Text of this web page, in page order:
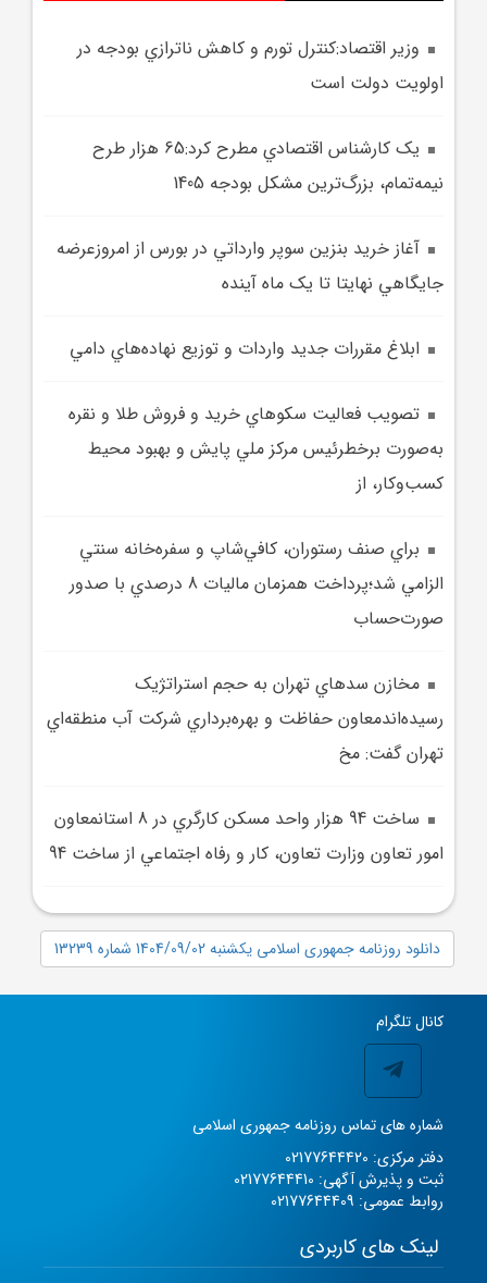
وزير اقتصاد:کنترل تورم و کاهش ناترازي بودجه در
اولويت دولت است
يک کارشناس اقتصادي مطرح کرد:65 هزار طرح
نيمه‌تمام، بزرگ‌ترين مشکل بودجه 1405
آغاز خريد بنزين سوپر وارداتي در بورس از امروزعرضه
جايگاهي نهايتا تا يک ماه آينده
ابلاغ مقررات جديد واردات و توزيع نهاده‌هاي دامي
تصويب فعاليت سکو‌هاي خريد و فروش طلا و نقره
به‌صورت برخطرئيس مرکز ملي پايش و بهبود محيط
کسب‌وکار، از
براي صنف رستوران، کافي‌شاپ و سفره‌خانه سنتي
الزامي شد؛پرداخت همزمان ماليات 8 درصدي با صدور
صورت‌حساب
مخازن سدهاي تهران به حجم استراتژيک
رسيده‌اندمعاون حفاظت و بهره‌برداري شرکت آب منطقه‌اي
تهران گفت: مخ
ساخت 94 هزار واحد مسکن کارگري در 8 استانمعاون
امور تعاون وزارت تعاون، کار و رفاه اجتماعي از ساخت 94
دانلود روزنامه جمهوری اسلامی یکشنبه 1404/09/02 شماره 13239
کانال تلگرام
شماره های تماس روزنامه جمهوری اسلامی
دفتر مرکزی: 02177644420
ثبت و پذیرش آگهی: 02177644410
روابط عمومی: 02177644409
لینک های کاربردی